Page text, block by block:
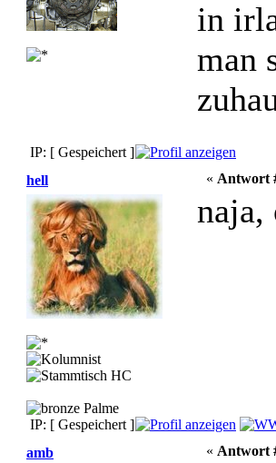
in
man
IP: [ Gespeichert ]
hell
« Antwort
naja,
IP: [ Gespeichert ]
amb
« Antwort